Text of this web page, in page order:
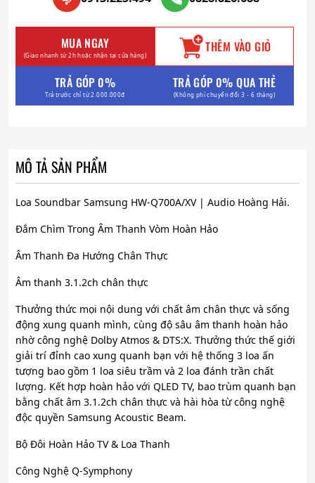
MUA NGAY
(Giao nhanh từ 2h hoặc nhận tại cửa hàng) THÊM VÀO GIỎ
TRẢ GÓP 0%
Trả trước chỉ từ 2.000.000đ
TRẢ GÓP 0% QUA THẺ
(Không phí chuyển đổi 3 - 6 tháng)
MÔ TẢ SẢN PHẨM
Loa Soundbar Samsung HW-Q700A/XV | Audio Hoàng Hải.
Đắm Chìm Trong Âm Thanh Vòm Hoàn Hảo
Âm Thanh Đa Hướng Chân Thực
Âm thanh 3.1.2ch chân thực
Thưởng thức mọi nội dung với chất âm chân thực và sống
động xung quanh mình, cùng độ sâu âm thanh hoàn hảo
nhờ công nghệ Dolby Atmos & DTS:X. Thưởng thức thế giới
giải trí đỉnh cao xung quanh bạn với hệ thống 3 loa ấn
tượng bao gồm 1 loa siêu trầm và 2 loa đánh trần chất
lượng. Kết hợp hoàn hảo với QLED TV, bao trùm quanh bạn
bằng chất âm 3.1.2ch chân thực và hài hòa từ công nghệ
độc quyền Samsung Acoustic Beam.
Bộ Đôi Hoàn Hảo TV & Loa Thanh
Công Nghệ Q-Symphony